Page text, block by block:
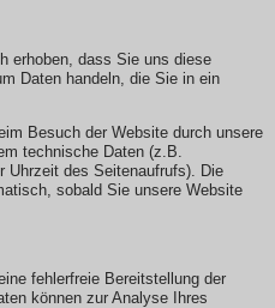
erhoben, dass Sie uns diese
Daten handeln, die Sie in ein
Besuch der Website durch unsere
technische Daten (z.B.
Uhrzeit des Seitenaufrufs). Die
sobald Sie unsere Website
fehlerfreie Bereitstellung der
können zur Analyse Ihres